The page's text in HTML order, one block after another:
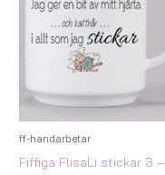
ff-handarbetar
Fiffiga FlisaLi stickar 3 –